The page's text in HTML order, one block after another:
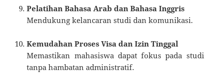
Pelatihan Bahasa Arab dan Bahasa Inggris
Mendukung kelancaran studi dan komunikasi.
Kemudahan Proses Visa dan Izin Tinggal
Memastikan mahasiswa dapat fokus pada studi
tanpa hambatan administratif.